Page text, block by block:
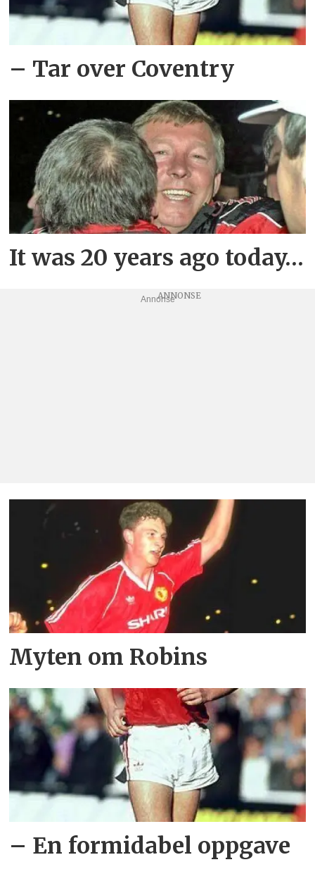
– Tar over Coventry
It was 20 years ago today…
Annonse
Myten om Robins
– En formidabel oppgave